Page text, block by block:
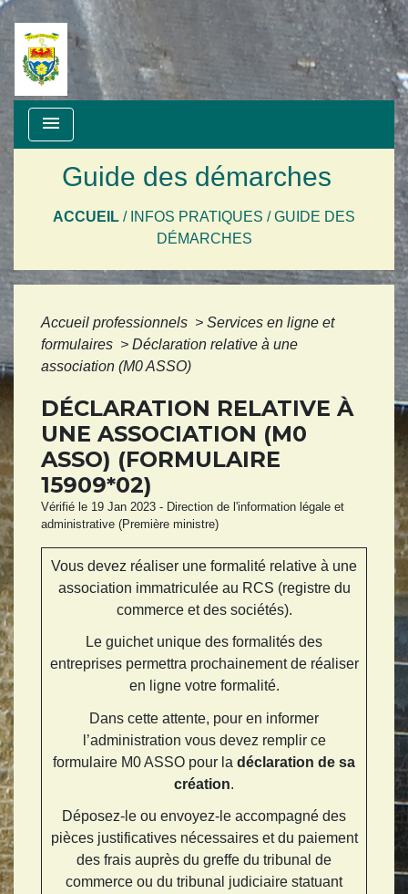
menu
Guide des démarches
ACCUEIL / INFOS PRATIQUES /GUIDE DES
DÉMARCHES
Accueil professionnels > Services en ligne et
formulaires > Déclaration relative à une
association (M0 ASSO)
DÉCLARATION RELATIVE À
UNE ASSOCIATION (M0
ASSO) (FORMULAIRE
15909*02)
Vérifié le 19 Jan 2023 - Direction de l'information légale et
administrative (Première ministre)
Vous devez réaliser une formalité relative à une
association immatriculée au RCS (registre du
commerce et des sociétés).
Le guichet unique des formalités des
entreprises permettra prochainement de réaliser
en ligne votre formalité.
Dans cette attente, pour en informer
l’administration vous devez remplir ce
formulaire M0 ASSO pour la déclaration de sa
création.
Déposez-le ou envoyez-le accompagné des
pièces justificatives nécessaires et du paiement
des frais auprès du greffe du tribunal de
commerce ou du tribunal judiciaire statuant